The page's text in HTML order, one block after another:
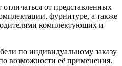
от представленных
фурнитуре, а также
комплектующих и
по индивидуальному заказу
возможности её применения.